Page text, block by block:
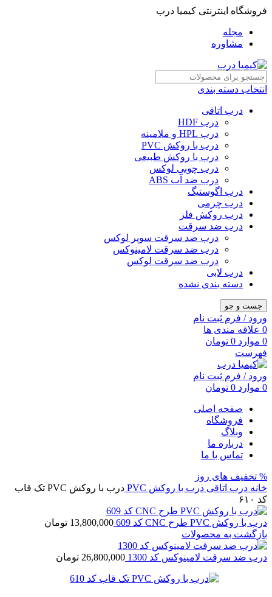
فروشگاه اینترنتی کیمیا درب
مجله
مشاوره
انتخاب دسته بندی
درب اتاقی
درب HDF
درب HPL و ملامینه
درب با روکش PVC
درب با روکش طبیعی
درب چوبی لوکس
درب ضد آب ABS
درب اگوستیگ
درب چرمی
درب روکش فلز
درب ضد سرقت
درب ضد سرقت سوپر لوکس
درب ضد سرقت لامینوکس
درب ضد سرقت لوکس
درب لابی
دسته بندی نشده
جست و جو
ورود / فرم ثبت نام
0 علاقه مندی ها
0 موارد 0 تومان
فهرست
ورود / فرم ثبت نام
0 موارد 0 تومان
صفحه اصلی
فروشگاه
وبلاگ
درباره ما
تماس با ما
% تخفیف های روز
خانه درب اتاقی درب با روکش PVC
درب با روکش PVC تک قاب
کد ۶۱۰
درب با روکش PVC طرح CNC کد 609 13,800,000 تومان
بازگشت به محصولات
درب ضد سرقت لامینوکس کد 1300 26,800,000 تومان